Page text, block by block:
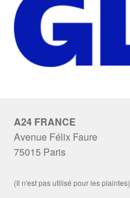
A24 FRANCE
Avenue Félix Faure
75015 Paris
(Il n'est pas utilisé pour les plaintes)